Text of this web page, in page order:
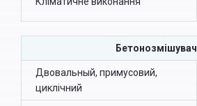
Бетонозмішувач
Двовальный, примусовий,
циклічний